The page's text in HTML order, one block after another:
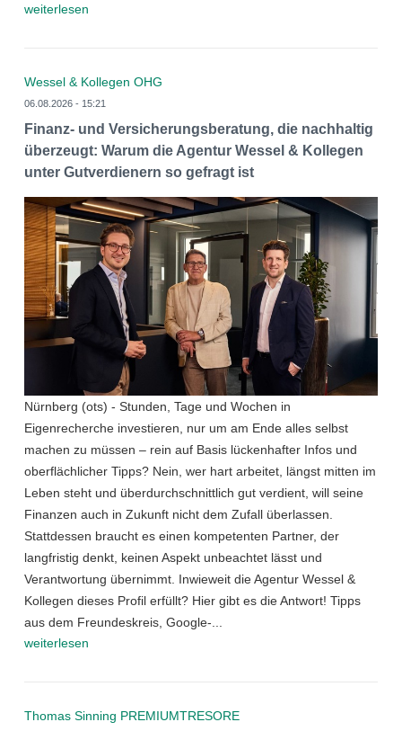
weiterlesen
Wessel & Kollegen OHG
06.08.2026 - 15:21
Finanz- und Versicherungsberatung, die nachhaltig
überzeugt: Warum die Agentur Wessel & Kollegen
unter Gutverdienern so gefragt ist
Nürnberg (ots) - Stunden, Tage und Wochen in
Eigenrecherche investieren, nur um am Ende alles selbst
machen zu müssen – rein auf Basis lückenhafter Infos und
oberflächlicher Tipps? Nein, wer hart arbeitet, längst mitten im
Leben steht und überdurchschnittlich gut verdient, will seine
Finanzen auch in Zukunft nicht dem Zufall überlassen.
Stattdessen braucht es einen kompetenten Partner, der
langfristig denkt, keinen Aspekt unbeachtet lässt und
Verantwortung übernimmt. Inwieweit die Agentur Wessel &
Kollegen dieses Profil erfüllt? Hier gibt es die Antwort! Tipps
aus dem Freundeskreis, Google-...
weiterlesen
Thomas Sinning PREMIUMTRESORE